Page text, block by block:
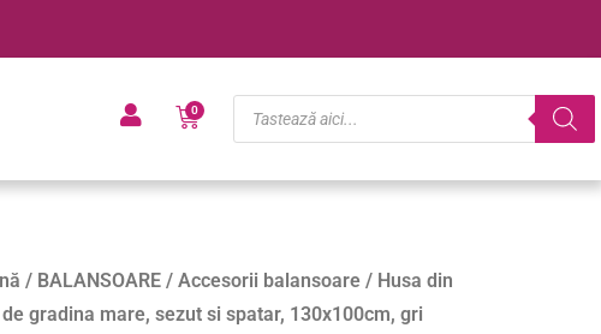
0
Cart
Products
search
/ BALANSOARE /Accesorii balansoare / Husa din
gradina mare, sezut si spatar, 130x100cm, gri